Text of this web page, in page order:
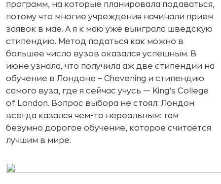
программ, на которые планировала подаваться,
потому что многие учреждения начинали прием
заявок в мае. А я к маю уже выиграла шведскую
стипендию. Метод податься как можно в
большее число вузов оказался успешным. В
июне узнала, что получила аж две стипендии на
обучение в Лондоне – Chevening и стипендию
самого вуза, где я сейчас учусь — King’s College
of London. Вопрос выбора не стоял: Лондон
всегда казался чем-то нереальным: там
безумно дорогое обучение, которое считается
лучшим в мире.